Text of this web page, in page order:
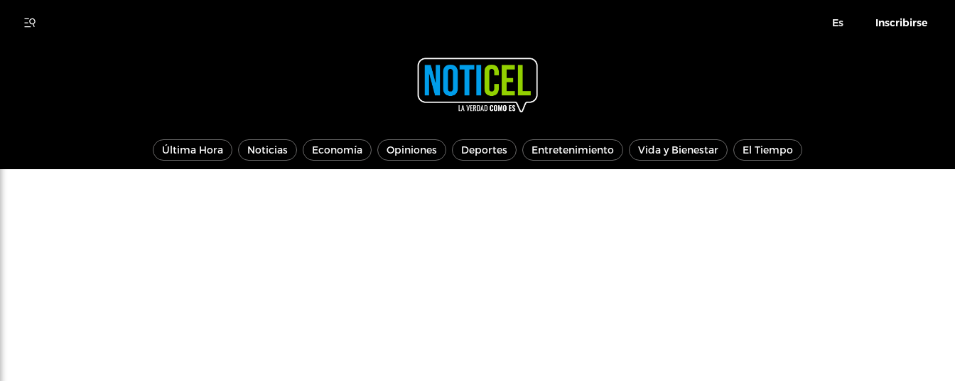
Es Inscribirse
Última Hora Noticias Economía Opiniones Deportes Entretenimiento Vida y Bienestar El Tiempo